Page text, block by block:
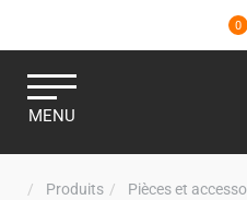
0
MENU
Produits Pièces et